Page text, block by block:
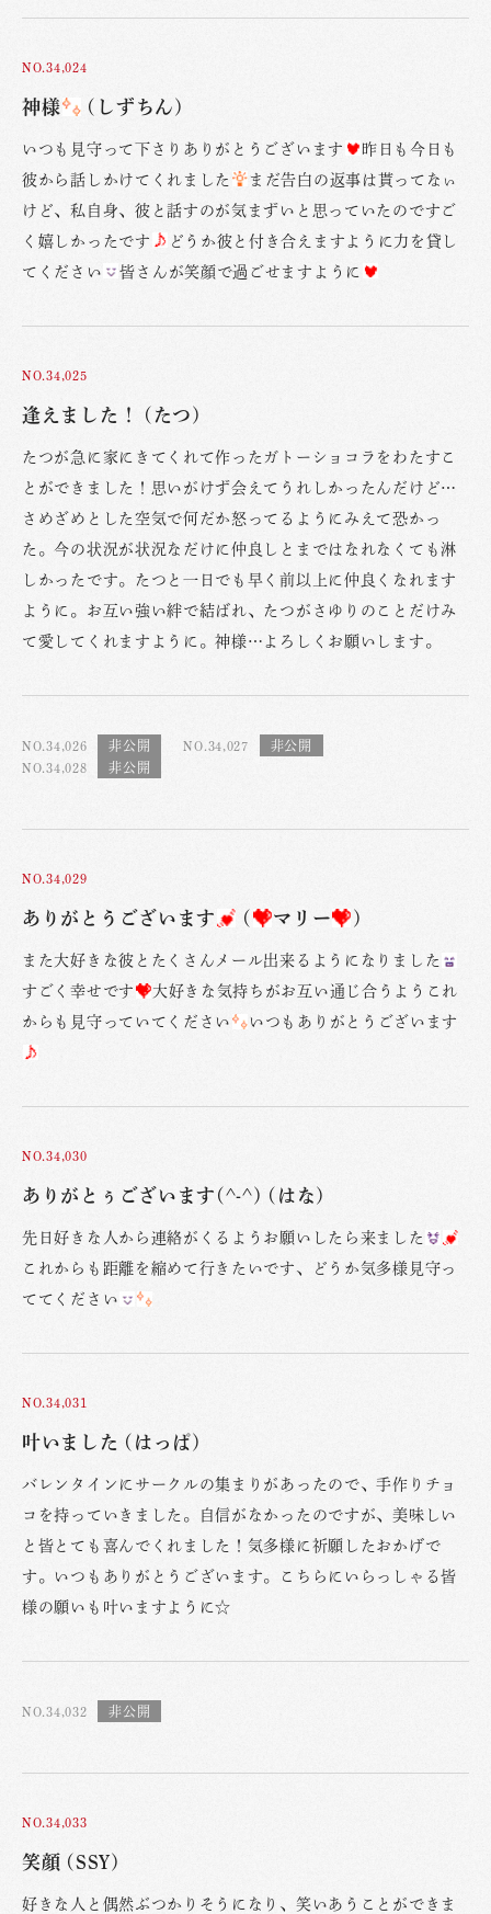
NO.34,024
神様 (しずちん)
いつも見守って下さりありがとうございます
昨日も今日も
彼から話しかけてくれました
まだ告白の返事は貰ってなぃ
けど、私自身、彼と話すのが気まずいと思っていたのですご
く嬉しかったです
どうか彼と付き合えますように力を貸し
てください
皆さんが笑顔で過ごせますように
NO.34,025
逢えました！ (たつ)
たつが急に家にきてくれて作ったガトーショコラをわたすこ
とができました！思いがけず会えてうれしかったんだけど…
さめざめとした空気で何だか怒ってるようにみえて恐かっ
た。今の状況が状況なだけに仲良しとまではなれなくても淋
しかったです。たつと一日でも早く前以上に仲良くなれます
ように。お互い強い絆で結ばれ、たつがさゆりのことだけみ
て愛してくれますように。神様…よろしくお願いします。
NO.34,026
NO.34,027
NO.34,028
NO.34,029
ありがとうございます ( マリー )
また大好きな彼とたくさんメール出来るようになりました
すごく幸せです
大好きな気持ちがお互い通じ合うようこれ
からも見守っていてください
いつもありがとうございます
NO.34,030
ありがとぅございます(^-^) (はな)
先日好きな人から連絡がくるようお願いしたら来ました
これからも距離を縮めて行きたいです、どうか気多様見守っ
ててください
NO.34,031
叶いました (はっぱ)
バレンタインにサークルの集まりがあったので、手作りチョ
コを持っていきました。自信がなかったのですが、美味しい
と皆とても喜んでくれました！気多様に祈願したおかげで
す。いつもありがとうございます。こちらにいらっしゃる皆
様の願いも叶いますように☆
NO.34,032
NO.34,033
笑顔 (SSY)
好きな人と偶然ぶつかりそうになり、笑いあうことができま